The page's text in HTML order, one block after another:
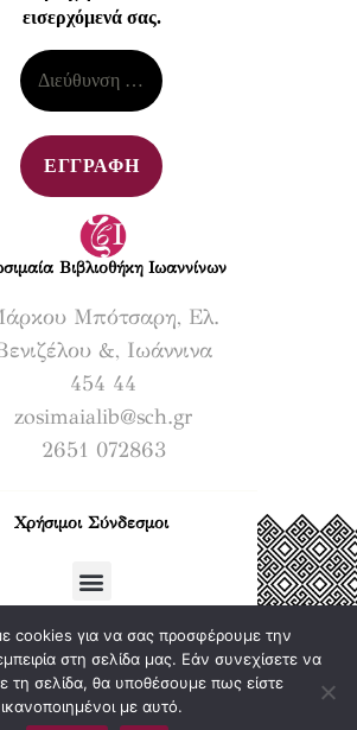
εισερχόμενά σας.
Βιβλιοθήκη Ιωαννίνων​
Μπότσαρη, Ελ.
&, Ιωάννινα
454 44
zosimaialib@sch.gr
2651 072863
Χρήσιμοι Σύνδεσμοι
IKE©. ΌΛΑ ΤΑ
cookies για να σας προσφέρουμε την
στη σελίδα μας. Εάν συνεχίσετε να
τη σελίδα, θα υποθέσουμε πως είστε
ικανοποιημένοι με αυτό.